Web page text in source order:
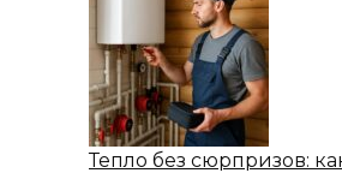
Тепло без сюрпризов: